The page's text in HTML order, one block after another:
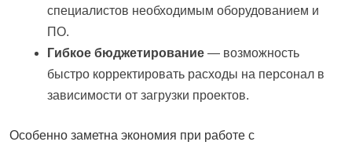
специалистов необходимым оборудованием и
ПО.
Гибкое бюджетирование — возможность
быстро корректировать расходы на персонал в
зависимости от загрузки проектов.
Особенно заметна экономия при работе с